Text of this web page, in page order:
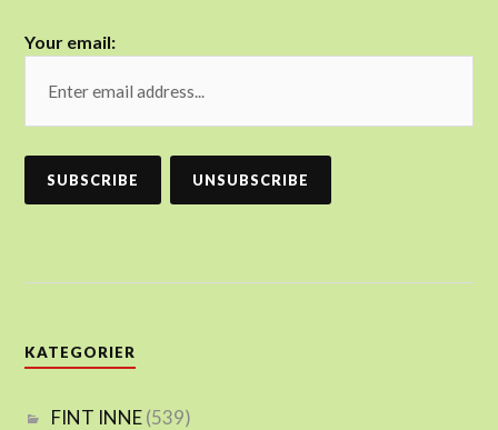
Your email:
KATEGORIER
FINT INNE(539)